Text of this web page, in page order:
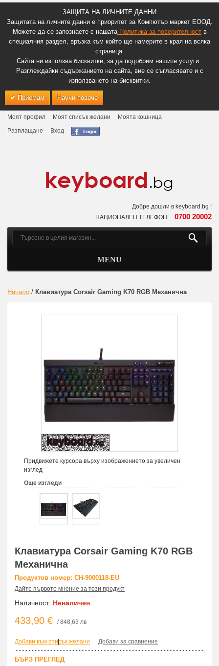
ЗАЩИТА НА ЛИЧНИТЕ ДАННИ
Защитата на личните данни е приоритет за Компютър маркет ЕООД.
Можете да се запознаете с нашатаПолитика за поверителноств
специалния раздел, връзка към който ще намерите в края на всяка
страница.
Сайта ни използва бисквитки, за да подобрим нашите услуги .
Разглеждайки съдържанието на сайта, вие се съгласявате и с
използването на бисквитки.
Приемам Научи повече
Моят профил Моят списък желани
Моята кошница
Разплащане
Вход
Добре дошли в keyboard.bg !
НАЦИОНАЛЕН ТЕЛЕФОН: 0700 20002
MENU
Начало / Клавиатура Corsair Gaming K70 RGB Механична
Придвижете курсора върху изображението за увеличен
изглед
Още изгледи
Клавиатура Corsair Gaming K70 RGB
Механична
Продуктов номер: CH-9000118-EU
Дайте първото мнение за този продукт
Наличност: Неналичен
433,90 € / 848,63 лв
Добави към списък желани
| Добави за сравнение
БЪРЗ ПРЕГЛЕД